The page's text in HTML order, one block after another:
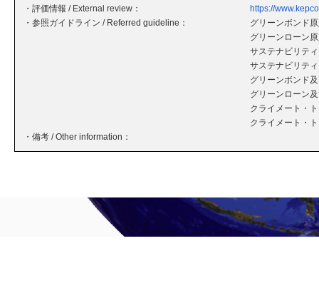
・評価情報 / External review：
https://
・参照ガイドライン / Referred guideline：
グリーンボンド
グリーンローン
サステナビリテ
サステナビリテ
グリーンボンド
グリーンローン
クライメート・
クライメート・
・備考 / Other information：